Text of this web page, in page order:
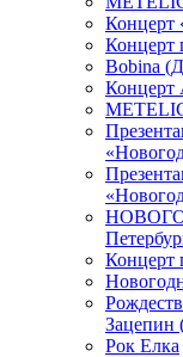
Концерт
Концерт
Bobina
Концерт
Концерт
Зацепин
Рок Елка